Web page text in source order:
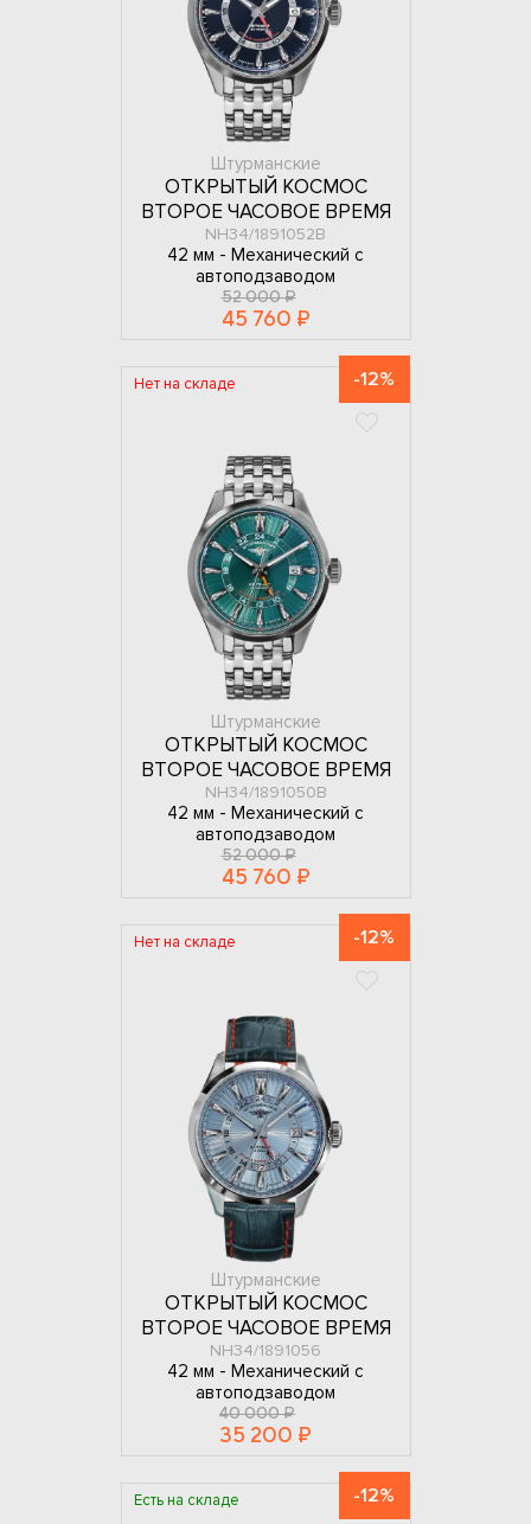
Штурманские
ОТКРЫТЫЙ КОСМОС
ВТОРОЕ ЧАСОВОЕ ВРЕМЯ
NH34/1891052B
42 мм - Механический с
автоподзаводом
52 000 ₽
45 760 ₽
Нет на складе -12%
Штурманские
ОТКРЫТЫЙ КОСМОС
ВТОРОЕ ЧАСОВОЕ ВРЕМЯ
NH34/1891050B
42 мм - Механический с
автоподзаводом
52 000 ₽
45 760 ₽
Нет на складе -12%
Штурманские
ОТКРЫТЫЙ КОСМОС
ВТОРОЕ ЧАСОВОЕ ВРЕМЯ
NH34/1891056
42 мм - Механический с
автоподзаводом
40 000 ₽
35 200 ₽
Есть на складе -12%